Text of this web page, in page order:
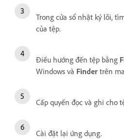
Trong cửa sổ nhật ký lỗi,
của tệp.
Điều hướng đến tệp bằng
Windows và Finder trên
Cấp quyền đọc và ghi cho
Cài đặt lại ứng dụng.